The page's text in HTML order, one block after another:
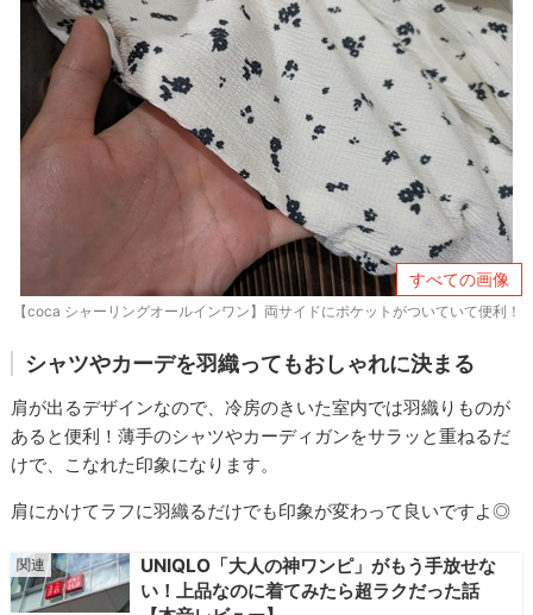
すべての画像
【coca シャーリングオールインワン】両サイドにポケットがついていて便利！
シャツやカーデを羽織ってもおしゃれに決まる
肩が出るデザインなので、冷房のきいた室内では羽織りものが
あると便利！薄手のシャツやカーディガンをサラッと重ねるだ
けで、こなれた印象になります。
肩にかけてラフに羽織るだけでも印象が変わって良いですよ◎
UNIQLO「大人の神ワンピ」がもう手放せな
い！上品なのに着てみたら超ラクだった話